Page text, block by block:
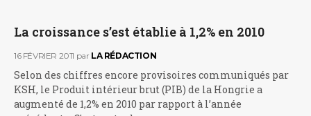
La croissance s’est établie à 1,2% en 2010
16 FÉVRIER 2011 par LA RÉDACTION
Selon des chiffres encore provisoires communiqués par
KSH, le Produit intérieur brut (PIB) de la Hongrie a
augmenté de 1,2% en 2010 par rapport à l’année